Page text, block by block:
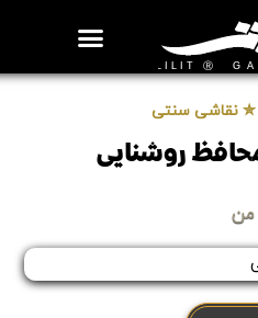
✮ نقاشی سنتی
روشنایی
من